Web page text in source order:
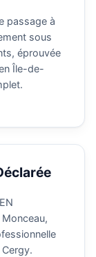
passage à
sous
éprouvée
Île-de-